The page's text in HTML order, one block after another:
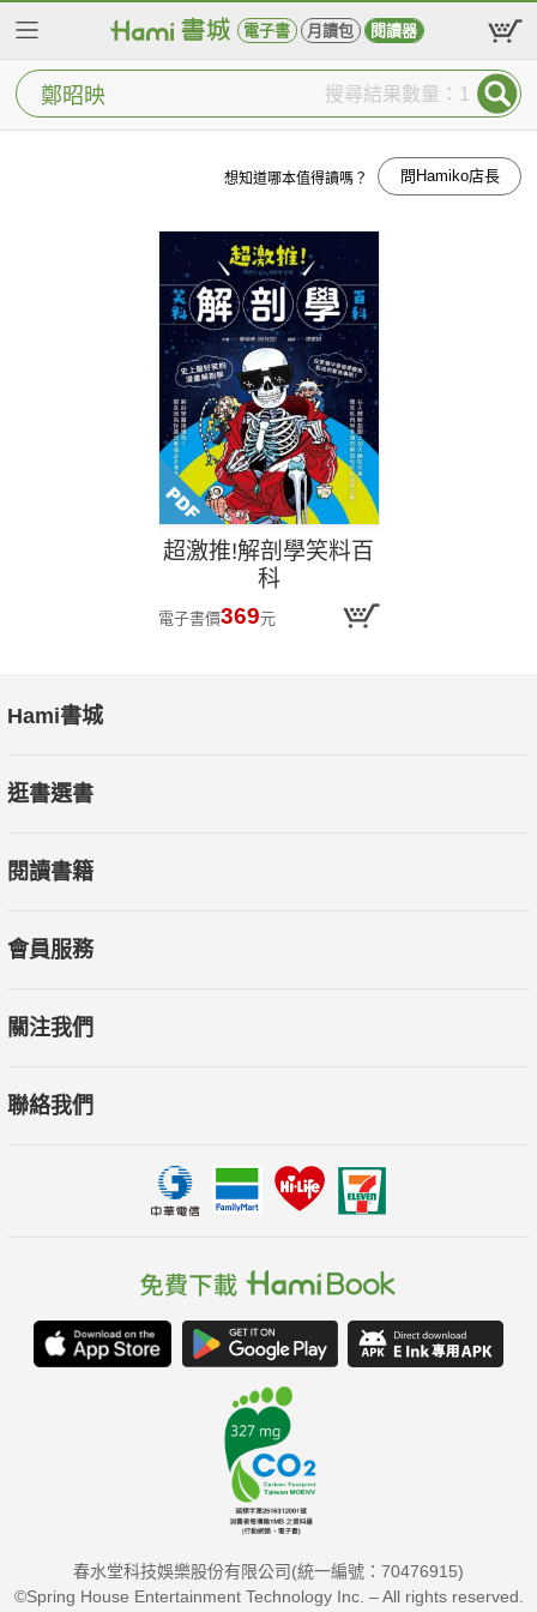
電子書 月讀包 閱讀器
搜尋結果數量：1
想知道哪本值得讀嗎？ 問Hamiko店長
超激推!解剖學笑料百
科
電子書價369元
Hami書城
逛書選書
閱讀書籍
會員服務
關注我們
聯絡我們
春水堂科技娛樂股份有限公司(統一編號：70476915)
©Spring House Entertainment Technology Inc. – All rights reserved.